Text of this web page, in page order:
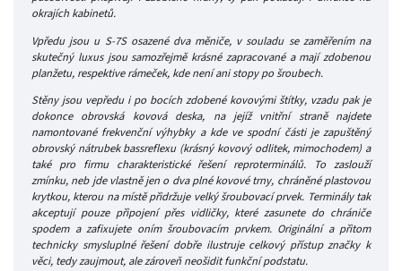
okrajích kabinetů.
Vpředu jsou u S-7S osazené dva měniče, v souladu se zaměřením na
skutečný luxus jsou samozřejmě krásné zapracované a mají zdobenou
planžetu, respektive rámeček, kde není ani stopy po šroubech.
Stěny jsou vepředu i po bocích zdobené kovovými štítky, vzadu pak je
dokonce obrovská kovová deska, na jejíž vnitřní straně najdete
namontované frekvenční výhybky a kde ve spodní části je zapuštěný
obrovský nátrubek bassreflexu (krásný kovový odlitek, mimochodem) a
také pro firmu charakteristické řešení reproterminálů. To zaslouží
zmínku, neb jde vlastně jen o dva plné kovové trny, chráněné plastovou
krytkou, kterou na místě přidržuje velký šroubovací prvek. Terminály tak
akceptují pouze připojení přes vidličky, které zasunete do chrániče
spodem a zafixujete oním šroubovacím prvkem. Originální a přitom
technicky smysluplné řešení dobře ilustruje celkový přístup značky k
věci, tedy zaujmout, ale zároveň neošidit funkční podstatu.